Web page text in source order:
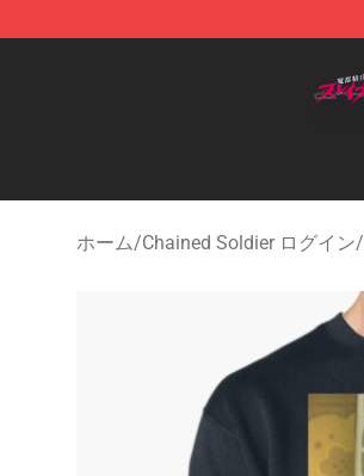
ホーム/Chained Soldier ログイン/